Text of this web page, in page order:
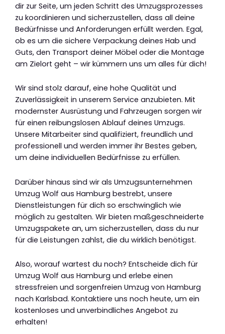
dir zur Seite, um jeden Schritt des Umzugsprozesses
zu koordinieren und sicherzustellen, dass all deine
Bedürfnisse und Anforderungen erfüllt werden. Egal,
ob es um die sichere Verpackung deines Hab und
Guts, den Transport deiner Möbel oder die Montage
am Zielort geht – wir kümmern uns um alles für dich!
Wir sind stolz darauf, eine hohe Qualität und
Zuverlässigkeit in unserem Service anzubieten. Mit
modernster Ausrüstung und Fahrzeugen sorgen wir
für einen reibungslosen Ablauf deines Umzugs.
Unsere Mitarbeiter sind qualifiziert, freundlich und
professionell und werden immer ihr Bestes geben,
um deine individuellen Bedürfnisse zu erfüllen.
Darüber hinaus sind wir als Umzugsunternehmen
Umzug Wolf aus Hamburg bestrebt, unsere
Dienstleistungen für dich so erschwinglich wie
möglich zu gestalten. Wir bieten maßgeschneiderte
Umzugspakete an, um sicherzustellen, dass du nur
für die Leistungen zahlst, die du wirklich benötigst.
Also, worauf wartest du noch? Entscheide dich für
Umzug Wolf aus Hamburg und erlebe einen
stressfreien und sorgenfreien Umzug von Hamburg
nach Karlsbad. Kontaktiere uns noch heute, um ein
kostenloses und unverbindliches Angebot zu
erhalten!